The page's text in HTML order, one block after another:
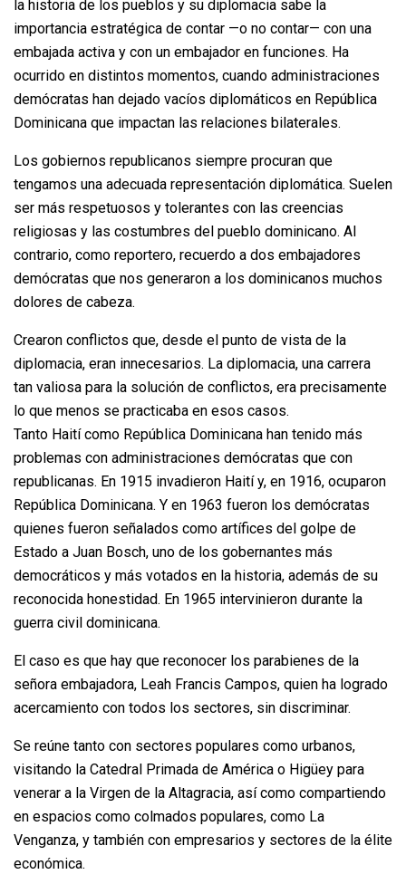
la historia de los pueblos y su diplomacia sabe la
importancia estratégica de contar —o no contar— con una
embajada activa y con un embajador en funciones. Ha
ocurrido en distintos momentos, cuando administraciones
demócratas han dejado vacíos diplomáticos en República
Dominicana que impactan las relaciones bilaterales.
Los gobiernos republicanos siempre procuran que
tengamos una adecuada representación diplomática. Suelen
ser más respetuosos y tolerantes con las creencias
religiosas y las costumbres del pueblo dominicano. Al
contrario, como reportero, recuerdo a dos embajadores
demócratas que nos generaron a los dominicanos muchos
dolores de cabeza.
Crearon conflictos que, desde el punto de vista de la
diplomacia, eran innecesarios. La diplomacia, una carrera
tan valiosa para la solución de conflictos, era precisamente
lo que menos se practicaba en esos casos.
Tanto Haití como República Dominicana han tenido más
problemas con administraciones demócratas que con
republicanas. En 1915 invadieron Haití y, en 1916, ocuparon
República Dominicana. Y en 1963 fueron los demócratas
quienes fueron señalados como artífices del golpe de
Estado a Juan Bosch, uno de los gobernantes más
democráticos y más votados en la historia, además de su
reconocida honestidad. En 1965 intervinieron durante la
guerra civil dominicana.
El caso es que hay que reconocer los parabienes de la
señora embajadora, Leah Francis Campos, quien ha logrado
acercamiento con todos los sectores, sin discriminar.
Se reúne tanto con sectores populares como urbanos,
visitando la Catedral Primada de América o Higüey para
venerar a la Virgen de la Altagracia, así como compartiendo
en espacios como colmados populares, como La
Venganza, y también con empresarios y sectores de la élite
económica.